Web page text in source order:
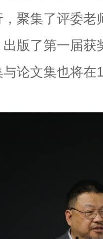
聚集了评委老
版了第一届获
论文集也将在